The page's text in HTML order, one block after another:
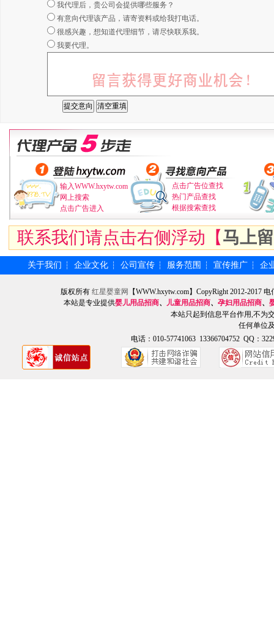
我代理后，贵公司会提供哪些服务？
有意向代理该产品，请寄资料或给我打电话。
很感兴趣，想知道代理细节，请尽快联系我。
我要代理。
输入WWW.hxytw.com
网上搜索
点击广告进入
点击广告位查找
热门产品查找
根据搜索查找
联系我们请点击右侧浮动【马上
关于我们 ┆ 企业文化 ┆ 公司宣传 ┆ 服务范围 ┆ 宣传推广 ┆ 企
版权所有 红星婴童网
【WWW.hxytw.com】CopyRight 2012-2017
本站是专业提供婴儿用品招商、 儿童用品招商、 孕妇用品招商、
本站只起到信息平台作用,不为
任何单位
电话：010-57741063 13366704752 QQ：